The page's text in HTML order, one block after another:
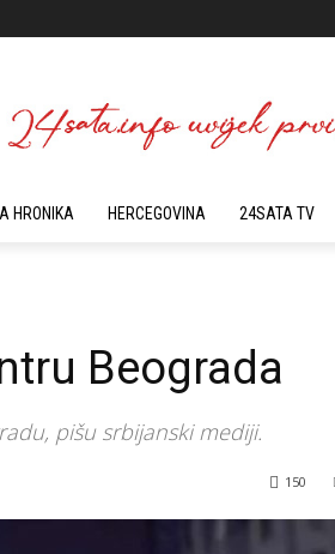
HRONIKA HERCEGOVINA 24SATA TV
Beograda
pišu srbijanski mediji.
150